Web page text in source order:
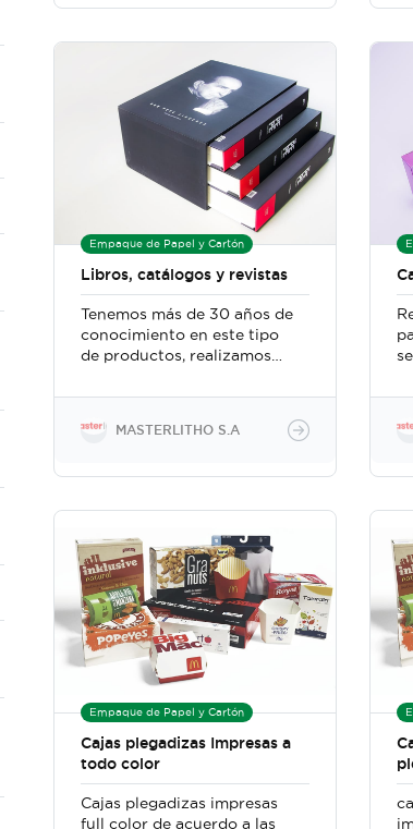
Empaque de Papel y Cartón
Libros, catálogos y revistas
Tenemos más de 30 años de
conocimiento en este tipo
de productos, realizamos
dura, estilo rustico,
Trabajamos actualmente
y gran demanda, no solo en
el área educativa
MASTERLITHO S.A
y
Empaque de Papel y Cartón
Cajas plegadizas Impresas a
todo color
Cajas plegadizas impresas
full color de acuerdo a las